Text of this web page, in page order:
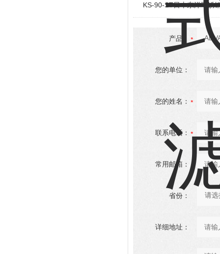
KS-90-ST日本东洋不锈
产品：
您的单位：
您的姓名：
联系电话：
常用邮箱：
省份：
详细地址：